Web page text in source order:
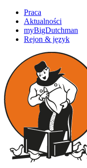
Praca
Aktualności
myBigDutchman
Rejon & język